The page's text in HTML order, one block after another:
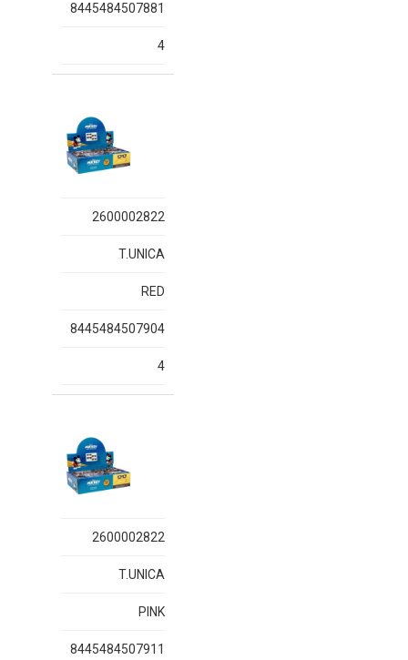
8445484507881
4
2600002822
T.UNICA
RED
8445484507904
4
2600002822
T.UNICA
PINK
8445484507911